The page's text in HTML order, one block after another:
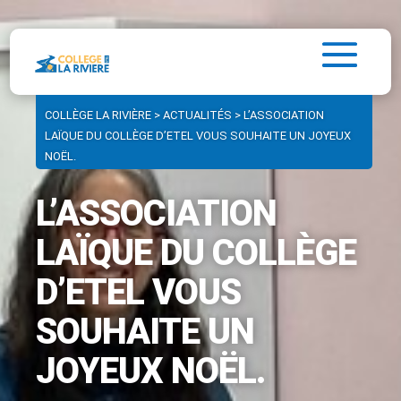
COLLÈGE LA RIVIÈRE > ACTUALITÉS > L’ASSOCIATION
LAÏQUE DU COLLÈGE D’ETEL VOUS SOUHAITE UN JOYEUX
NOËL.
L’ASSOCIATION
LAÏQUE DU COLLÈGE
D’ETEL VOUS
SOUHAITE UN
JOYEUX NOËL.